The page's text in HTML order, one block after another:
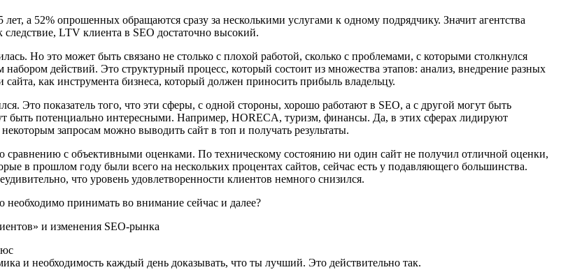
а 52% опрошенных обращаются сразу за несколькими услугами к одному подрядчику. Значит агентства
LTV клиента в SEO достаточно высокий.
Но это может быть связано не столько с плохой работой, сколько с проблемами, с которыми столкнулся
действий. Это структурный процесс, который состоит из множества этапов: анализ, внедрение разных
как инструмента бизнеса, который должен приносить прибыль владельцу.
Это показатель того, что эти сферы, с одной стороны, хорошо работают в SEO, а с другой могут быть
потенциально интересными. Например, HORECA, туризм, финансы. Да, в этих сферах лидируют
запросам можно выводить сайт в топ и получать результаты.
сравнению с объективными оценками. По техническому состоянию ни один сайт не получил отличной оценки,
в прошлом году были всего на нескольких процентах сайтов, сейчас есть у подавляющего большинства.
что уровень удовлетворенности клиентов немного снизился.
принимать во внимание сейчас и далее?
и необходимость каждый день доказывать, что ты лучший. Это действительно так.